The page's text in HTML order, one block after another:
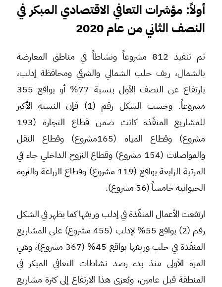
أولاً: مؤشرات التعافي الاقتصادي المبكر في
النصف الثاني من عام 2020
تم تنفيذ 812 مشروعاً ونشاطاً في مناطق المعارضة
بالشمال، ريف حلب الشمالي والشرقي ومحافظة إدلب،
بارتفاع عن النصف الأول بنسبة 77% أو بواقع 355
مشروعاً. وحسب الشكل رقم (1) فإن النسبة الأكبر
للمشاريع المنفّذة كانت ضمن قطاع التجارة (193
مشروع) وقطاع المياه (165مشروع) وقطاع النقل
والمواصلات (154 مشروع) وقطاع النزوح الداخلي جاء في
المرتبة الرابعة بواقع (119 مشروع) وقطاع الزراعة والثروة
الحيوانية خامساً (56 مشروع).
ارتفعت الأعمال المنفّذة في إدلب وريفها كما يظهر في الشكل
رقم (2) بواقع 55% لإدلب (455 مشروع) على المشاريع
المنفّذة في حلب وريفها بواقع 45% (367 مشروع)، وهي
المرة الأولى منذ بدء رصد نشاطات التعافي المبكر في
المنطقة قبل عامين، ويُعزى هذا الارتفاع إلى كثرة مشاريع